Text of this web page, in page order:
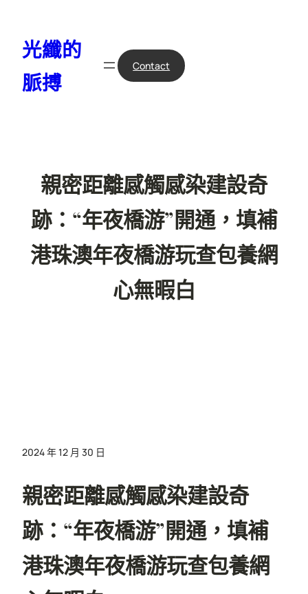
光纖的
脈搏
Contact
親密距離感觸感染建設奇
跡：“年夜橋游”開通，填補
港珠澳年夜橋游玩查包養網
心無暇白
2024 年 12 月 30 日
親密距離感觸感染建設奇
跡：“年夜橋游”開通，填補
港珠澳年夜橋游玩查包養網